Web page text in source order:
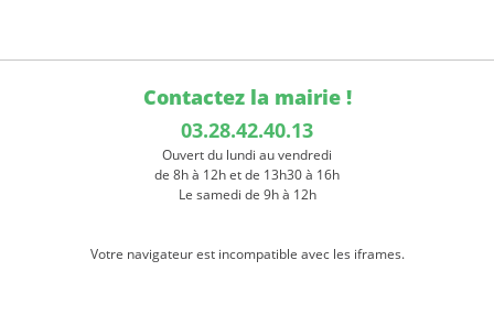
Contactez la mairie !
03.28.42.40.13
Ouvert du lundi au vendredi
de 8h à 12h et de 13h30 à 16h
Le samedi de 9h à 12h
Votre navigateur est incompatible avec les iframes.